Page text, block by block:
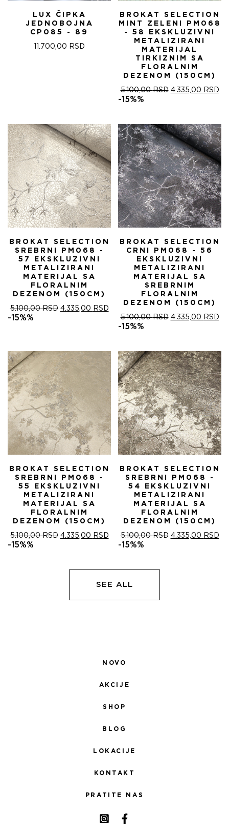
LUX ČIPKA
JEDNOBOJNA
CP085 - 89
11.700,00 RSD
BROKAT SELECTION
MINT ZELENI PM068
- 58 EKSKLUZIVNI
METALIZIRANI
MATERIJAL
TIRKIZNIM SA
FLORALNIM
DEZENOM (150CM)
5.100,00RSD ОРИГИНАЛНА
5.100,00 RSD.
4.335,00 RSD
-15%%
BROKAT SELECTION
SREBRNI PM068 -
57 EKSKLUZIVNI
METALIZIRANI
MATERIJAL SA
FLORALNIM
DEZENOM (150CM)
5.100,00RSD ОРИГИНАЛНА
4.335,00 RSDТРЕНУТНА
ЦЕНА
-15%%
BROKAT SELECTION
CRNI PM068 - 56
EKSKLUZIVNI
METALIZIRANI
MATERIJAL SA
SREBRNIM
FLORALNIM
DEZENOM (150CM)
5.100,00RSD ОРИГИНАЛНА
5.100,00 RSD.
4.335,00 RSD
-15%%
BROKAT SELECTION
SREBRNI PM068 -
55 EKSKLUZIVNI
METALIZIRANI
MATERIJAL SA
FLORALNIM
DEZENOM (150CM)
5.100,00RSD ОРИГИНАЛНА
5.100,00 RSD.
4.335,00 RSDТРЕНУТНА
ЦЕНА
-15%%
BROKAT SELECTION
SREBRNI PM068 -
54 EKSKLUZIVNI
METALIZIRANI
MATERIJAL SA
FLORALNIM
DEZENOM (150CM)
5.100,00RSD ОРИГИНАЛНА
4.335,00 RSD
-15%%
SEE ALL
NOVO
AKCIJE
SHOP
BLOG
LOKACIJE
KONTAKT
PRATITE NAS